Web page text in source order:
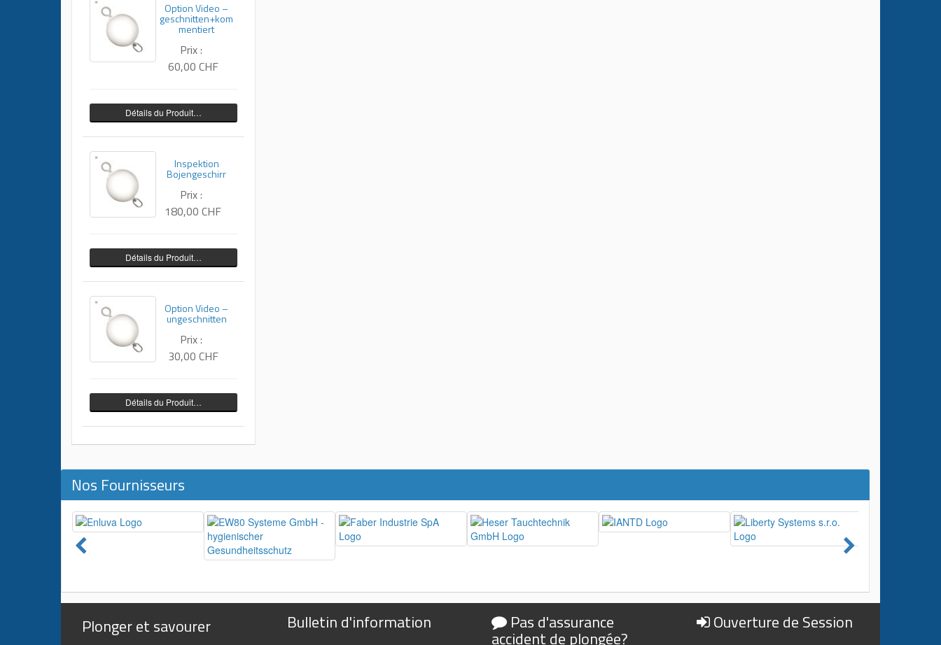
Option Video –
geschnitten+kom
mentiert
Prix :
60,00 CHF
Détails du Produit…
Inspektion
Bojengeschirr
Prix :
180,00 CHF
Détails du Produit…
Option Video –
ungeschnitten
Prix :
30,00 CHF
Détails du Produit…
Nos Fournisseurs
Plonger et savourer Bulletin d'information Pas d'assurance
accident de plongée?
Ouverture de Session